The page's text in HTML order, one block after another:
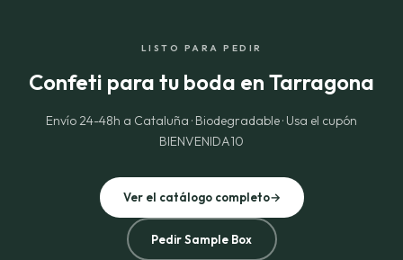
LISTO PARA PEDIR
Confeti para tu boda en Tarragona
Envío 24-48h a Cataluña · Biodegradable · Usa el cupón
BIENVENIDA10
Ver el catálogo completo→
Pedir Sample Box